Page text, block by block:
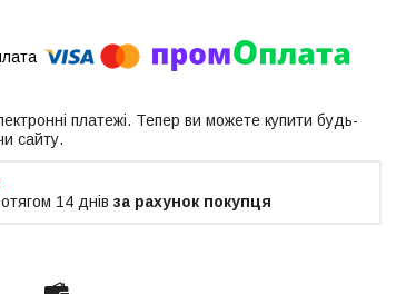
платежі. Тепер ви можете купити будь-
сайту.
14 днів за рахунок покупця